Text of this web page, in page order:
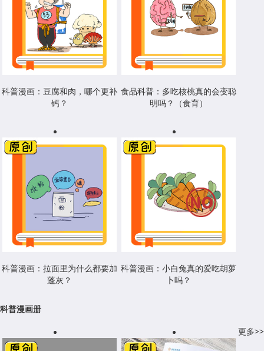
科普漫画：豆腐和肉，哪个更补
钙？
食品科普：多吃核桃真的会变聪
明吗？（食育）
科普漫画：拉面里为什么都要加
蓬灰？
科普漫画：小白兔真的爱吃胡萝
卜吗？
科普漫画册
更多>>